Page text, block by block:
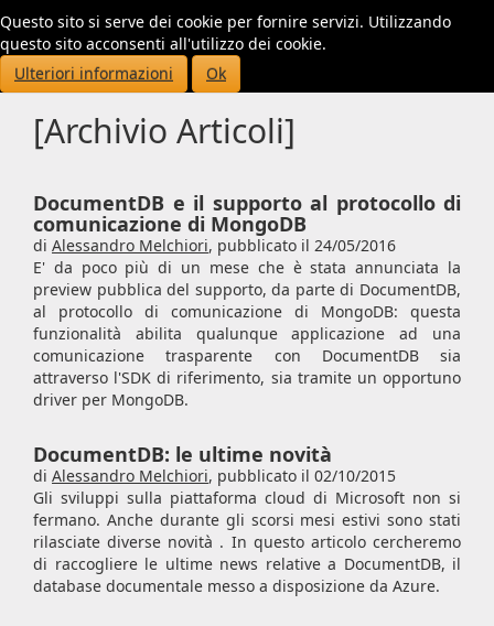
Questo sito si serve dei cookie per fornire servizi. Utilizzando
questo sito acconsenti all'utilizzo dei cookie.
Ulteriori informazioni
Ok
[Archivio Articoli]
DocumentDB e il supporto al protocollo di
comunicazione di MongoDB
di Alessandro Melchiori, pubblicato il 24/05/2016
E' da poco più di un mese che è stata annunciata la
preview pubblica del supporto, da parte di DocumentDB,
al protocollo di comunicazione di MongoDB: questa
funzionalità abilita qualunque applicazione ad una
comunicazione trasparente con DocumentDB sia
attraverso l'SDK di riferimento, sia tramite un opportuno
driver per MongoDB.
DocumentDB: le ultime novità
di Alessandro Melchiori, pubblicato il 02/10/2015
Gli sviluppi sulla piattaforma cloud di Microsoft non si
fermano. Anche durante gli scorsi mesi estivi sono stati
rilasciate diverse novità . In questo articolo cercheremo
di raccogliere le ultime news relative a DocumentDB, il
database documentale messo a disposizione da Azure.